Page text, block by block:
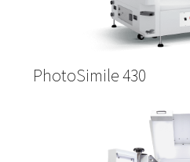
PhotoSimile 430